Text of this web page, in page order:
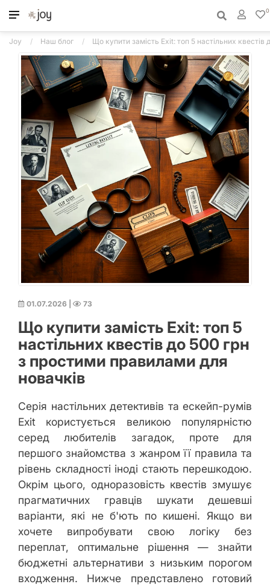
0
Joy Наш блог Що купити замість Exit: топ 5 настільних
01.07.2026 73
Що купити замість Exit: топ 5
настільних квестів до 500 грн
з простими правилами для
новачків
Серія настільних детективів та ескейп-румів
Exit користується великою популярністю
серед любителів загадок, проте для
першого знайомства з жанром її правила та
рівень складності іноді стають перешкодою.
Окрім цього, одноразовість квестів змушує
прагматичних гравців шукати дешевші
варіанти, які не б'ють по кишені. Якщо ви
хочете випробувати свою логіку без
переплат, оптимальне рішення — знайти
бюджетні альтернативи з низьким порогом
входження. Нижче представлено готовий